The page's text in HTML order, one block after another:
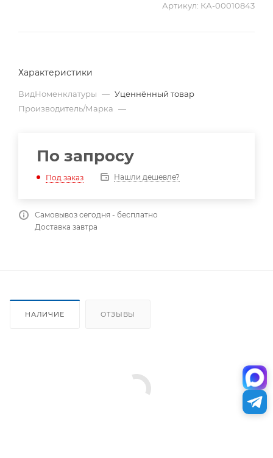
Артикул: КА-00010843
Характеристики
ВидНоменклатуры — Уценнённый товар
Производитель/Марка —
По запросу
Под заказ Нашли дешевле?
Самовывоз сегодня - бесплатно
Доставка завтра
НАЛИЧИЕ ОТЗЫВЫ